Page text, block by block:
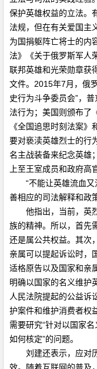
保护英雄权益的立法。
法规，但在有关爱国主
为国捐躯阵亡将士的内
法》《关于俄罗斯军人
联邦英雄和光荣勋章获
文件。2015年7月，俄
史行为斗争委员会”，
法行为；美国则颁布了
《全国追思时刻法案
要对亵渎英雄烈士的行
名主战装备来纪念英雄
上至王室成员和政府高
“不能让英雄流血又
善相应的司法解释和政
他指出，当前，英烈
族的精神。所以，首先
还是属公共权益。其次
亲属可以提起诉讼时，
适格原告以及国家和亲
明确以国家的名义维护
人民法院提起的公益诉
护案件和维护消费者权
需要研究“针对以国家
如何核定”的问题。
刘建还表示，应对历